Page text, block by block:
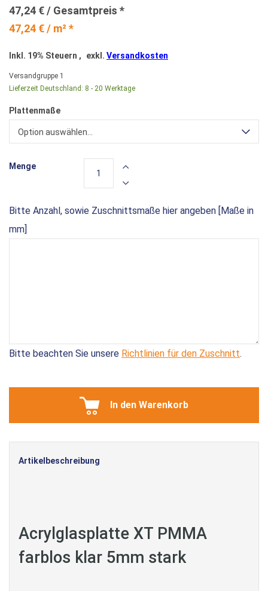
47,24 € / m² *
47,24 €
Inkl. 19% Steuern , exkl. Versandkosten
Versandgruppe 1
Lieferzeit Deutschland: 8 - 20 Werktage
Plattenmaße
Option auswählen...
Bitte Anzahl, sowie Zuschnittsmaße hier angeben [Maße in
mm]
Bitte beachten Sie unsere Richtlinien für den Zuschnitt.
Menge
In den Warenkorb
Artikelbeschreibung
Acrylglasplatte XT PMMA
farblos klar 5mm stark